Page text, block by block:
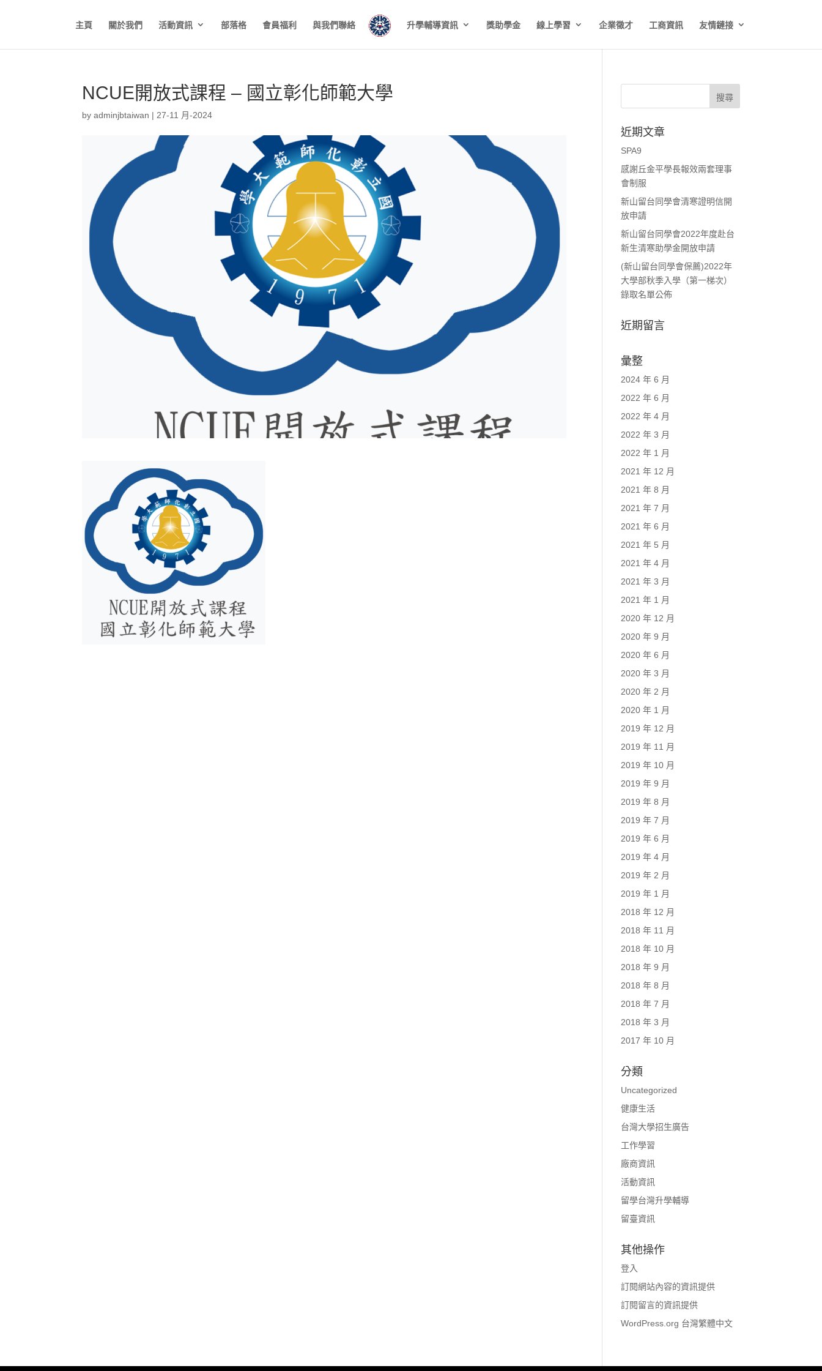
主頁 關於我們 活動資訊 部落格 會員福利 與我們聯絡 升學輔導資訊 獎助學金 線上學習 企業徵才 工商資訊 友情鏈接
NCUE開放式課程 – 國立彰化師範大學
byadminjbtaiwan | 27-11 月-2024
近期文章
SPA9
感謝丘金平學長報效兩套理事
會制服
新山留台同學會清寒證明信開
放申請
新山留台同學會2022年度赴台
新生清寒助學金開放申請
(新山留台同學會保薦)2022年
大學部秋季入學（第一梯次）
錄取名單公佈
近期留言
彙整
2024 年 6 月
2022 年 6 月
2022 年 4 月
2022 年 3 月
2022 年 1 月
2021 年 12 月
2021 年 8 月
2021 年 7 月
2021 年 6 月
2021 年 5 月
2021 年 4 月
2021 年 3 月
2021 年 1 月
2020 年 12 月
2020 年 9 月
2020 年 6 月
2020 年 3 月
2020 年 2 月
2020 年 1 月
2019 年 12 月
2019 年 11 月
2019 年 10 月
2019 年 9 月
2019 年 8 月
2019 年 7 月
2019 年 6 月
2019 年 4 月
2019 年 2 月
2019 年 1 月
2018 年 12 月
2018 年 11 月
2018 年 10 月
2018 年 9 月
2018 年 8 月
2018 年 7 月
2018 年 3 月
2017 年 10 月
分類
Uncategorized
健康生活
台灣大學招生廣告
工作學習
廠商資訊
活動資訊
留學台灣升學輔導
留臺資訊
其他操作
登入
訂閱網站內容的資訊提供
訂閱留言的資訊提供
WordPress.org 台灣繁體中文